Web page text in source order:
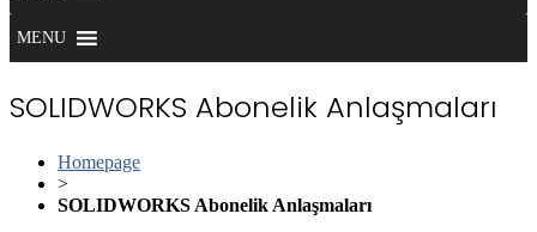
MENU
SOLIDWORKS Abonelik Anlaşmaları
Homepage
>
SOLIDWORKS Abonelik Anlaşmaları